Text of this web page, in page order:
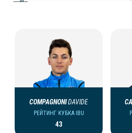
COMPAGNONIDAVIDE
РЕЙТИНГ КУБКА IBU
43